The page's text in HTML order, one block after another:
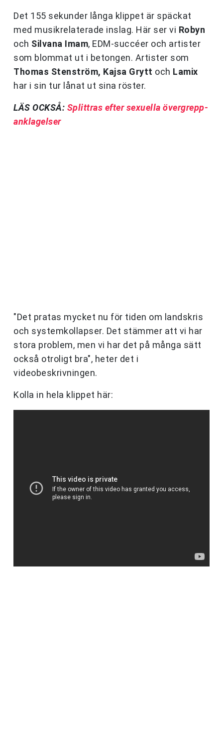
Det 155 sekunder långa klippet är späckat
med musikrelaterade inslag. Här ser vi Robyn
och Silvana Imam, EDM-succéer och artister
som blommat ut i betongen. Artister som
Thomas Stenström, Kajsa Grytt och Lamix
har i sin tur lånat ut sina röster.
LÄS OCKSÅ: Splittras efter sexuella övergrepp-
anklagelser
"Det pratas mycket nu för tiden om landskris
och systemkollapser. Det stämmer att vi har
stora problem, men vi har det på många sätt
också otroligt bra", heter det i
videobeskrivningen.
Kolla in hela klippet här: